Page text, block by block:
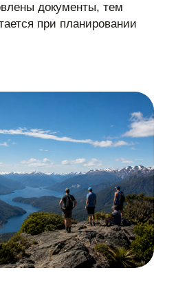
документы, тем
при планировании